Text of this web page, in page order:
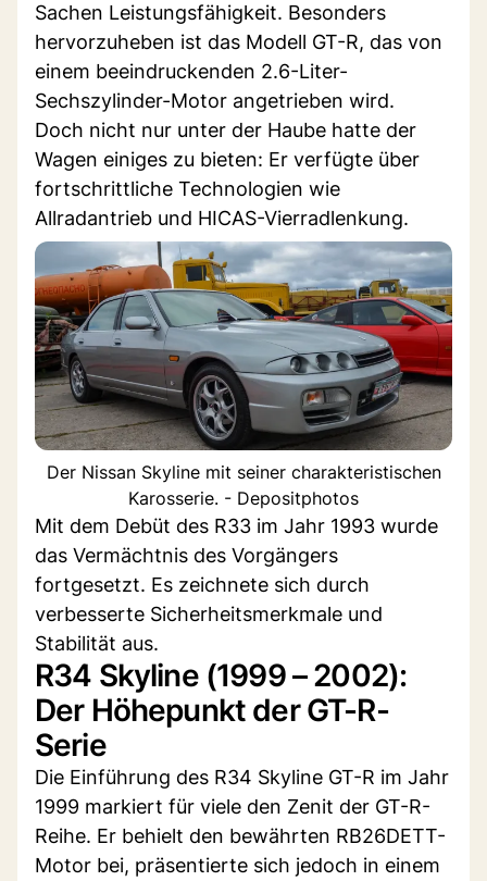
Sachen Leistungsfähigkeit. Besonders
hervorzuheben ist das Modell GT-R, das von
einem beeindruckenden 2.6-Liter-
Sechszylinder-Motor angetrieben wird.
Doch nicht nur unter der Haube hatte der
Wagen einiges zu bieten: Er verfügte über
fortschrittliche Technologien wie
Allradantrieb und HICAS-Vierradlenkung.
Der Nissan Skyline mit seiner charakteristischen
Karosserie. - Depositphotos
Mit dem Debüt des R33 im Jahr 1993 wurde
das Vermächtnis des Vorgängers
fortgesetzt. Es zeichnete sich durch
verbesserte Sicherheitsmerkmale und
Stabilität aus.
R34 Skyline (1999 – 2002):
Der Höhepunkt der GT-R-
Serie
Die Einführung des R34 Skyline GT-R im Jahr
1999 markiert für viele den Zenit der GT-R-
Reihe. Er behielt den bewährten RB26DETT-
Motor bei, präsentierte sich jedoch in einem